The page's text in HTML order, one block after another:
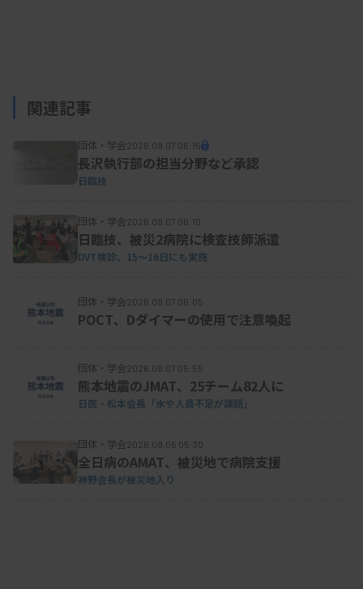
●「来て見て感じる」テーマに約200人が参加
県医学検査学会は「来て見て感じる臨床検査」を
テーマに掲げ、会場となった神戸常盤大学には若手
検査技師ら約200人が参加。会場では、教科書やウ
を通して細胞や寄生虫、細菌を視覚で感じてもらう
一般演題18演題の発表があった。
関連記事
団体・学会2026.08.07 06:15
長沢執行部の担当分野など承認
日臨技
団体・学会2026.08.07 06:10
日臨技、被災2病院に検査技師派遣
DVT検診、15～16日にも実施
団体・学会2026.08.07 06:05
POCT、Dダイマーの使用で注意喚起
団体・学会2026.08.07 05:55
熊本地震のJMAT、25チーム82人に
日医・松本会長「水や人員不足が課題」
団体・学会2026.08.06 05:30
全日病のAMAT、被災地で病院支援
神野会長が被災地入り